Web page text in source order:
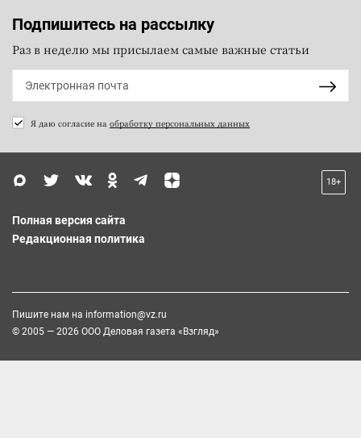
Подпишитесь на рассылку
Раз в неделю мы присылаем самые важные статьи
Я даю согласие на обработку персональных данных
18+
Полная версия сайта
Редакционная политика
Пишите нам на information@vz.ru
© 2005 — 2026 ООО Деловая газета «Взгляд»